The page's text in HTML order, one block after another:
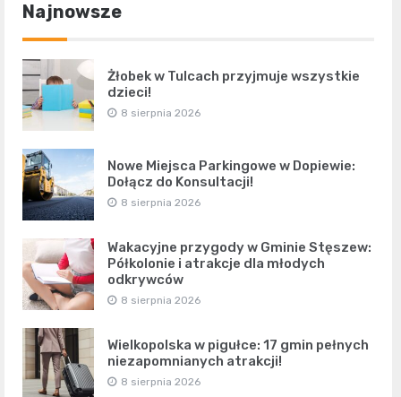
Najnowsze
Żłobek w Tulcach przyjmuje wszystkie
dzieci!
8 sierpnia 2026
Nowe Miejsca Parkingowe w Dopiewie:
Dołącz do Konsultacji!
8 sierpnia 2026
Wakacyjne przygody w Gminie Stęszew:
Półkolonie i atrakcje dla młodych
odkrywców
8 sierpnia 2026
Wielkopolska w pigułce: 17 gmin pełnych
niezapomnianych atrakcji!
8 sierpnia 2026